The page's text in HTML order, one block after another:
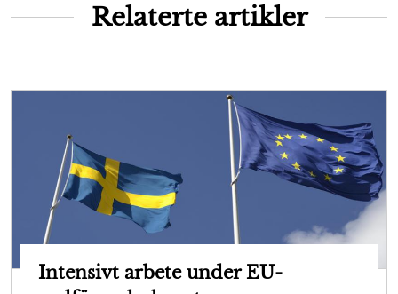
Relaterte artikler
Intensivt arbete under EU-